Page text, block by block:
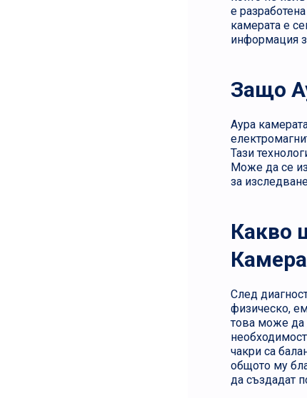
е
камерата е
информация
Защо
Аура
Тази
Може да се
за
Какво
След
физическо,
това може да
чакри са
общото му
да създадат